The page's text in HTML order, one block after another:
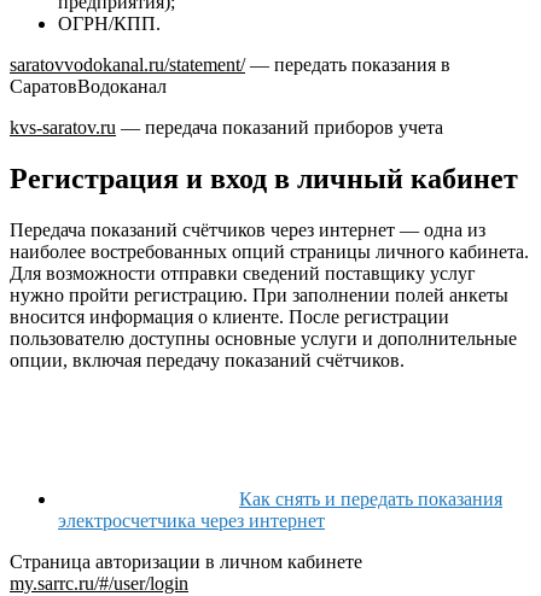
ОГРН/КПП.
saratovvodokanal.ru/statement/— передать показания в
СаратовВодоканал
kvs-saratov.ru — передача показаний приборов учета
Регистрация и вход в личный кабинет
Передача показаний счётчиков через интернет — одна из
наиболее востребованных опций страницы личного кабинета.
Для возможности отправки сведений поставщику услуг
нужно пройти регистрацию. При заполнении полей анкеты
вносится информация о клиенте. После регистрации
пользователю доступны основные услуги и дополнительные
опции, включая передачу показаний счётчиков.
Как снять и передать показания
электросчетчика через интернет
Страница авторизации в личном кабинете
my.sarrc.ru/#/user/login